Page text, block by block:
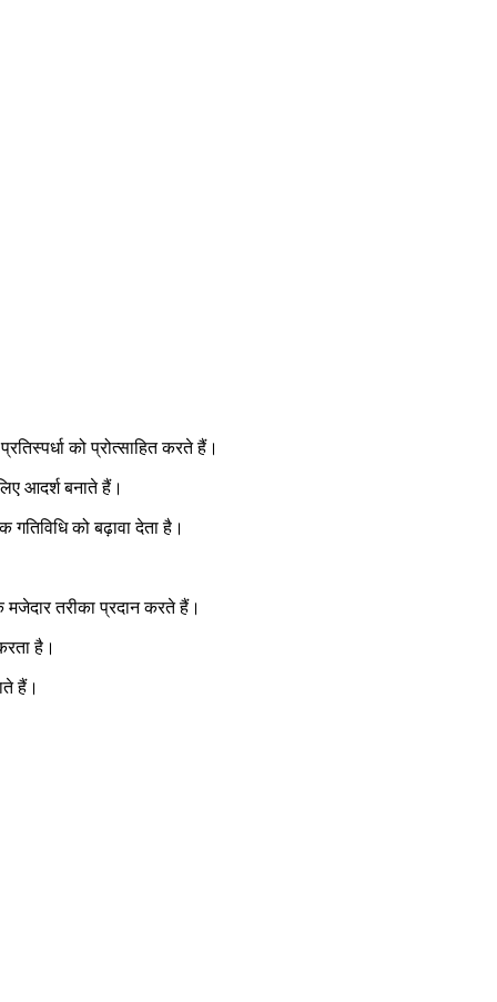
को प्रोत्साहित करते हैं।
आदर्श बनाते हैं।
को बढ़ावा देता है।
तरीका प्रदान करते हैं।
है।
हैं।